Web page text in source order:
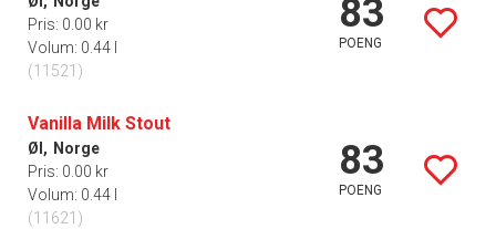
Pris: 0.00 kr
Volum: 0.44 l
(11521)
83
POENG
Vanilla Milk Stout
Øl, Norge
Pris: 0.00 kr
Volum: 0.44 l
(11621)
83
POENG